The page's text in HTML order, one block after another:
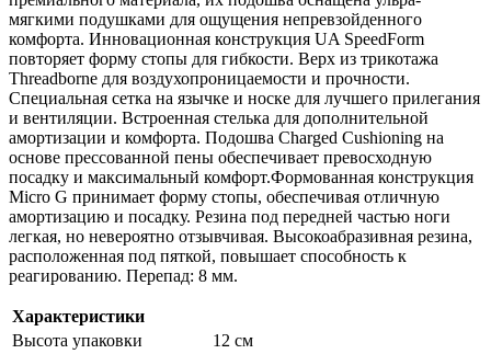
мягкими подушками для ощущения непревзойденного
комфорта. Инновационная конструкция UA SpeedForm
повторяет форму стопы для гибкости. Верх из трикотажа
Threadborne для воздухопроницаемости и прочности.
Специальная сетка на язычке и носке для лучшего прилегания
и вентиляции. Встроенная стелька для дополнительной
амортизации и комфорта. Подошва Charged Cushioning на
основе прессованной пены обеспечивает превосходную
посадку и максимальный комфорт.Формованная конструкция
Micro G принимает форму стопы, обеспечивая отличную
амортизацию и посадку. Резина под передней частью ноги
легкая, но невероятно отзывчивая. Высокоабразивная резина,
расположенная под пяткой, повышает способность к
реагированию. Перепад: 8 мм.
Характеристики
Высота упаковки
12 см